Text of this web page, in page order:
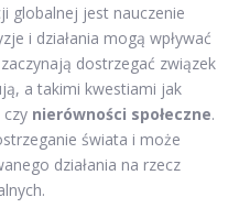
globalnej jest nauczenie
i działania mogą wpływać
dostrzegać związek
a takimi kwestiami jak
czy nierówności społeczne.
świata i może
działania na rzecz